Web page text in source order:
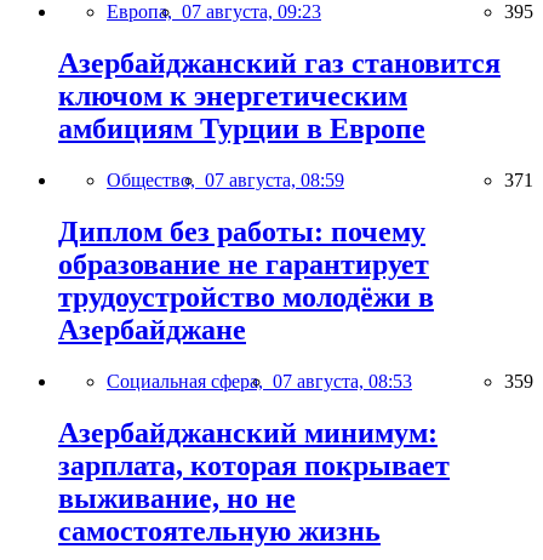
Европа, 07 августа, 09:23 395
Азербайджанский газ становится
ключом к энергетическим
амбициям Турции в Европе
Общество, 07 августа, 08:59 371
Диплом без работы: почему
образование не гарантирует
трудоустройство молодёжи в
Азербайджане
Социальная сфера, 07 августа, 08:53 359
Азербайджанский минимум:
зарплата, которая покрывает
выживание, но не
самостоятельную жизнь